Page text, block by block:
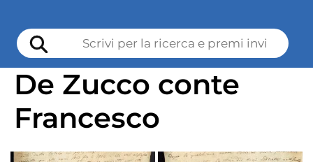
De Zucco conte
Francesco